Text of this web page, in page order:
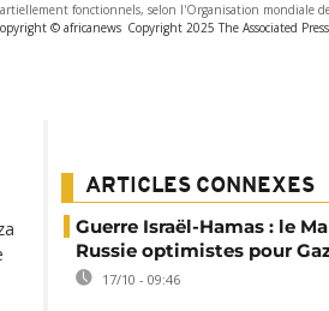
fonctionnels, selon l'Organisation mondiale
© africanews Copyright 2025 The Associated
ARTICLES CONNEXES
Guerre Israël-Hamas : le
Russie optimistes pour
17/10 - 09:46